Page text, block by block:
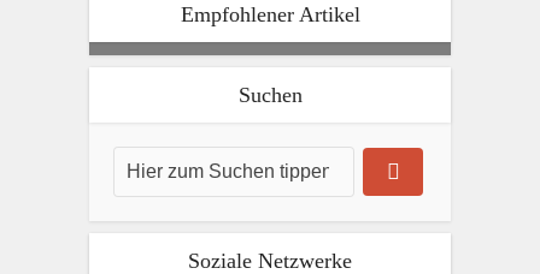
Empfohlener Artikel
Suchen
Soziale Netzwerke